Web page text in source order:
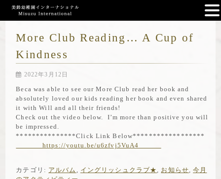
More Club Reading… A Cup of
Kindness
2022年3月12日
Beca was able to see our More Club read her book and
absolutely loved our kids reading her book and even shared
it with Will and all their friends!
Check out the video below. I’m more than positive you will
be impressed.
***************Click Link Below******************
https://youtu.be/u6zfvj5VuA4
カテゴリ: アルバム , イングリッシュクラブ★ , お知らせ,今月